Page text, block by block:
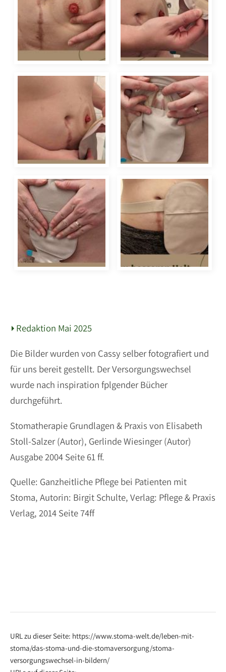
Redaktion Mai 2025
Die Bilder wurden von Cassy selber fotografiert und
für uns bereit gestellt. Der Versorgungswechsel
wurde nach inspiration fplgender Bücher
durchgeführt.
Stomatherapie Grundlagen & Praxis von Elisabeth
Stoll-Salzer (Autor), Gerlinde Wiesinger (Autor)
Ausgabe 2004 Seite 61 ff.
Quelle: Ganzheitliche Pflege bei Patienten mit
Stoma, Autorin: Birgit Schulte, Verlag: Pflege & Praxis
Verlag, 2014 Seite 74ff
URL zu dieser Seite: https://www.stoma-welt.de/leben-mit-
stoma/das-stoma-und-die-stomaversorgung/stoma-
versorgungswechsel-in-bildern/